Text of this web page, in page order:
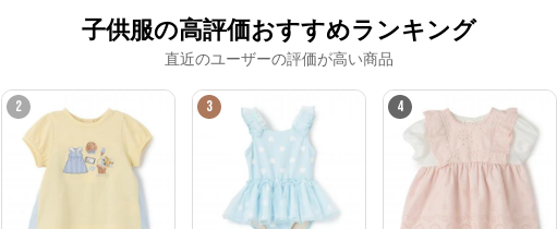
子供服の高評価おすすめランキング
直近のユーザーの評価が高い商品
2 3 4
ナルミヤオンライン からのコメント
ナルミヤオンライン公式通販ショップ。人気子供服メゾピアノ、プティマイ